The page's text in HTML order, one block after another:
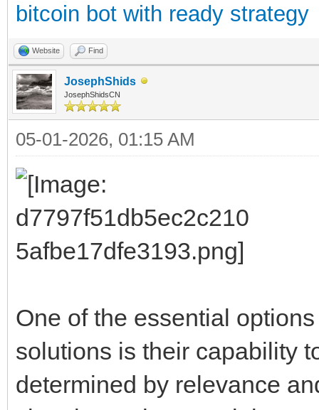
bitcoin bot with ready strategy
Website Find
JosephShids
JosephShidsCN
05-01-2026, 01:15 AM
One of the essential
solutions is their capability
determined by relevance